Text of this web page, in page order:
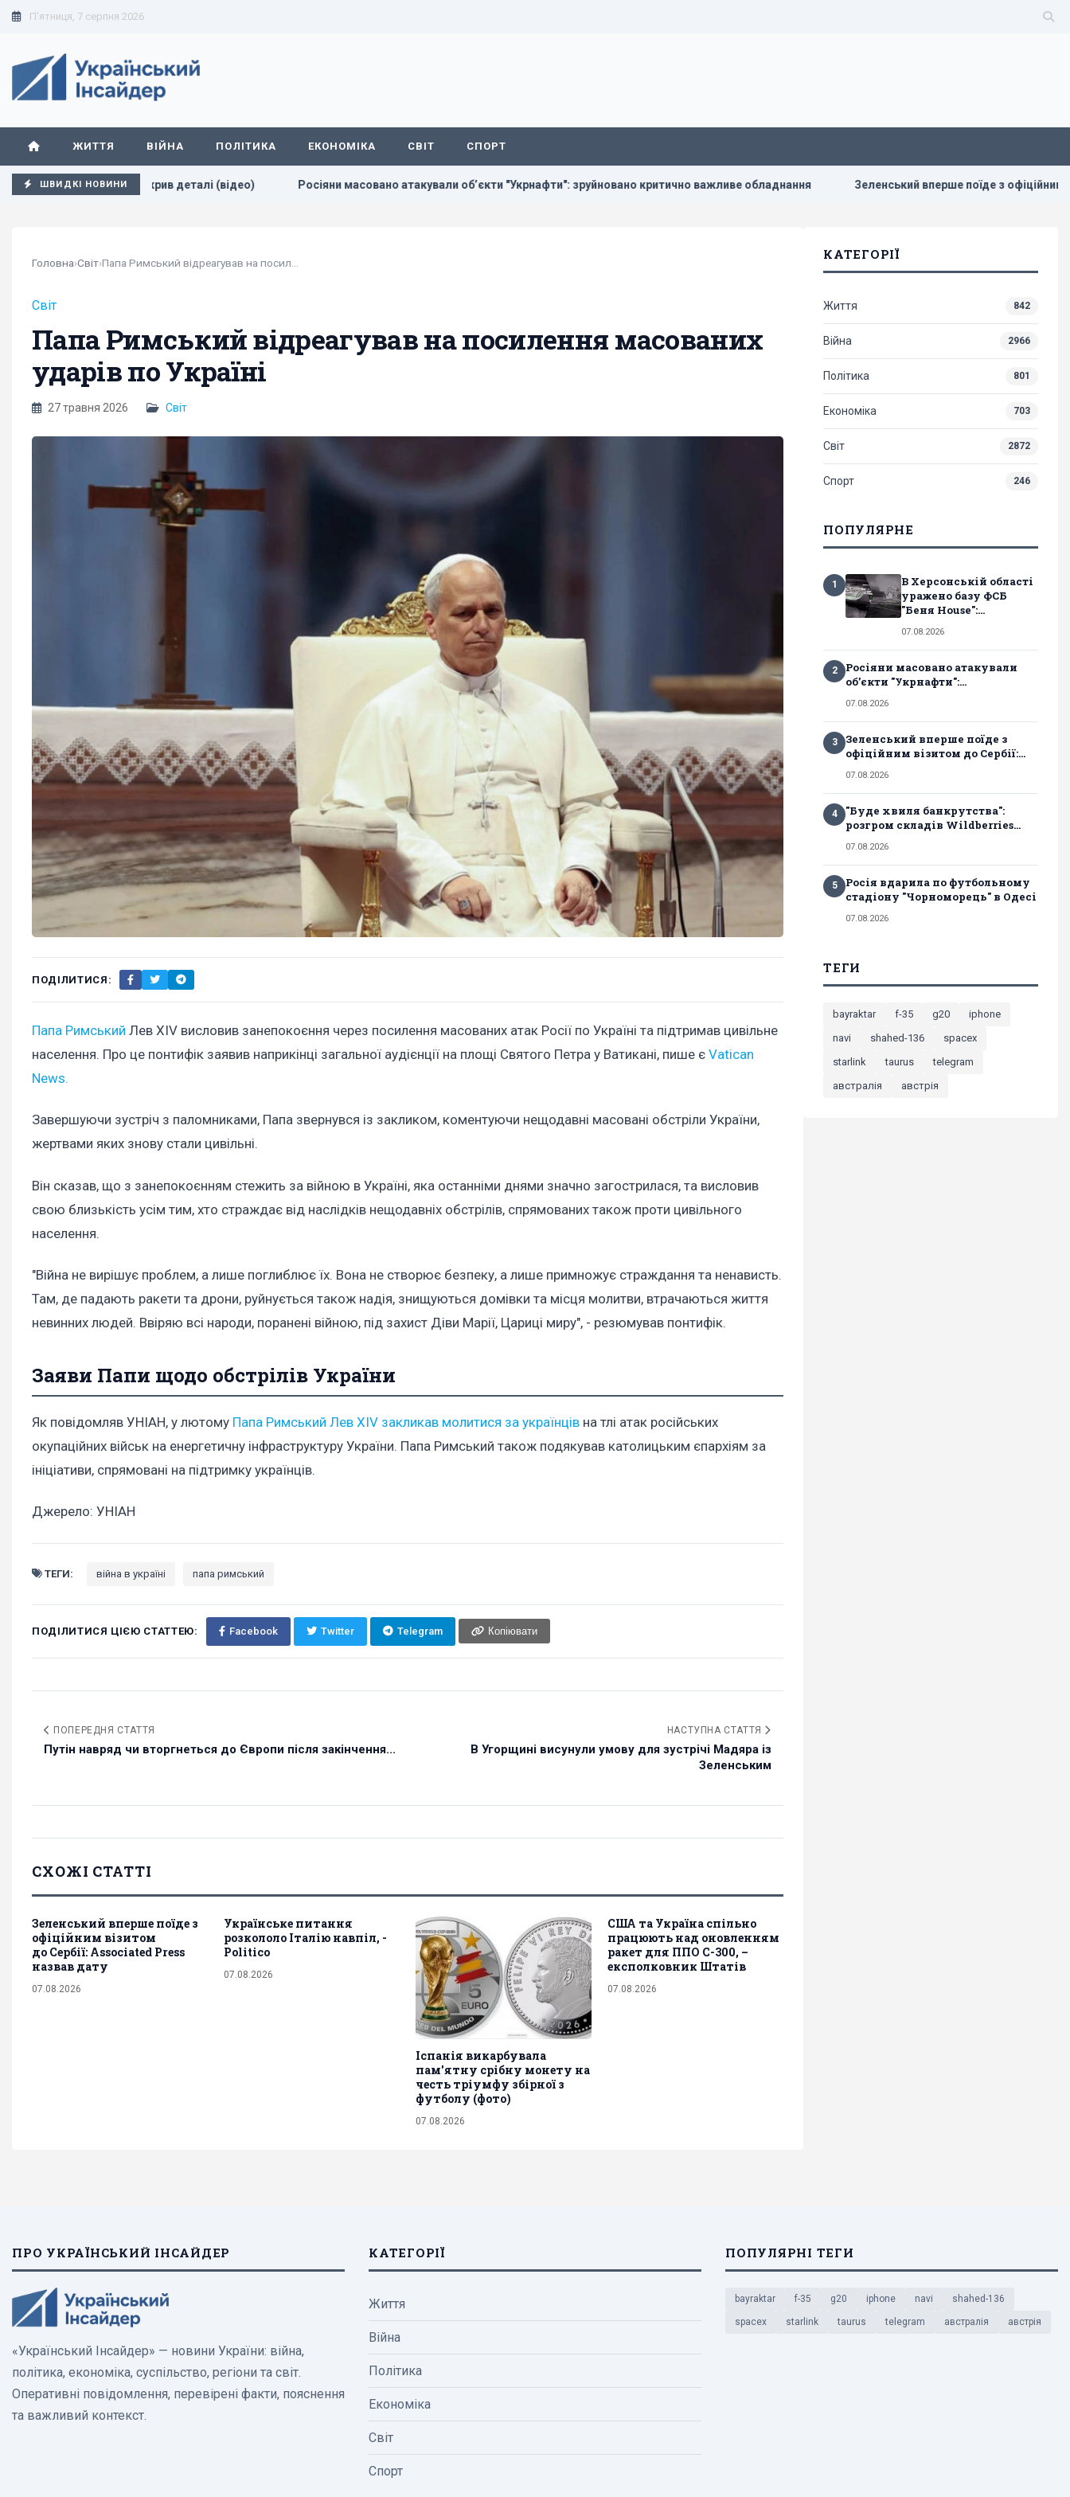
П'ятниця, 7 серпня 2026
ЖИТТЯ ВІЙНА ПОЛІТИКА ЕКОНОМІКА СВІТ СПОРТ
ШВИДКІ НОВИНИ
Мадяр розкрив деталі (відео) Росіяни масовано атакували обʼєкти "Укрнафти": зруйновано критично важливе обладнання Зеленський вперше поїде з офіційним візитом до
Головна›Світ›
Світ
Папа Римський відреагував на посилення масованих
ударів по Україні
27 травня 2026 Світ
ПОДІЛИТИСЯ:
Папа Римський Лев XIV висловив занепокоєння через посилення масованих атак Росії по Україні та підтримав цивільне
населення. Про це понтифік заявив наприкінці загальної аудієнції на площі Святого Петра у Ватикані, пише є Vatican
News.
Завершуючи зустріч з паломниками, Папа звернувся із закликом, коментуючи нещодавні масовані обстріли України,
жертвами яких знову стали цивільні.
Він сказав, що з занепокоєнням стежить за війною в Україні, яка останніми днями значно загострилася, та висловив
свою близькість усім тим, хто страждає від наслідків нещодавніх обстрілів, спрямованих також проти цивільного
населення.
"Війна не вирішує проблем, а лише поглиблює їх. Вона не створює безпеку, а лише примножує страждання та ненависть.
Там, де падають ракети та дрони, руйнується також надія, знищуються домівки та місця молитви, втрачаються життя
невинних людей. Ввіряю всі народи, поранені війною, під захист Діви Марії, Цариці миру", - резюмував понтифік.
Заяви Папи щодо обстрілів України
Як повідомляв УНІАН, у лютому Папа Римський Лев XIV закликав молитися за українців на тлі атак російських
окупаційних військ на енергетичну інфраструктуру України. Папа Римський також подякував католицьким єпархіям за
ініціативи, спрямовані на підтримку українців.
Джерело: УНІАН
ТЕГИ: війна в україні папа римський
ПОДІЛИТИСЯ ЦІЄЮ СТАТТЕЮ: Facebook Twitter Telegram Копіювати
ПОПЕРЕДНЯ СТАТТЯ
Путін навряд чи вторгнеться до Європи після закінчення...
НАСТУПНА СТАТТЯ
В Угорщині висунули умову для зустрічі Мадяра із
Зеленським
СХОЖІ СТАТТІ
Зеленський вперше поїде з
офіційним візитом
до Сербії: Associated Press
назвав дату
07.08.2026
Українське питання
розкололо Італію навпіл, -
Politico
07.08.2026
Іспанія викарбувала
пам'ятну срібну монету на
честь тріумфу збірної з
футболу (фото)
07.08.2026
США та Україна спільно
працюють над оновленням
ракет для ППО С-300, –
експолковник Штатів
07.08.2026
КАТЕГОРІЇ
Життя 842
Війна 2966
Політика 801
Економіка 703
Світ 2872
Спорт 246
ПОПУЛЯРНЕ
1
В Херсонській області
уражено базу ФСБ
"Беня House":...
07.08.2026
2
Росіяни масовано атакували
обʼєкти "Укрнафти":...
07.08.2026
3
Зеленський вперше поїде з
офіційним візитом до Сербії:...
07.08.2026
4
"Буде хвиля банкрутства":
розгром складів Wildberries...
07.08.2026
5
Росія вдарила по футбольному
стадіону "Чорноморець" в Одесі
07.08.2026
ТЕГИ
bayraktar f-35 g20
iphone
navi
shahed-136
spacex
starlink
taurus
telegram
австралія
австрія
ПРО УКРАЇНСЬКИЙ ІНСАЙДЕР
«Український Інсайдер» — новини України: війна,
політика, економіка, суспільство, регіони та світ.
Оперативні повідомлення, перевірені факти, пояснення
та важливий контекст.
КАТЕГОРІЇ
Життя
Війна
Політика
Економіка
Світ
Спорт
ПОПУЛЯРНІ ТЕГИ
bayraktar f-35 g20 iphone navi shahed-136
spacex starlink taurus telegram австралія австрія